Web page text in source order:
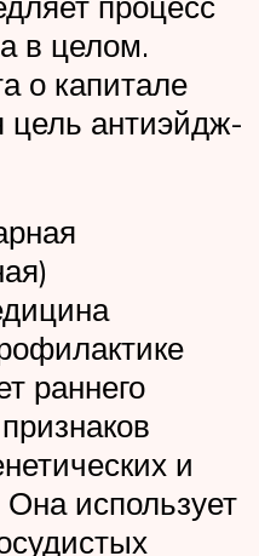
в целом.
о капитале
цель антиэйдж-
раннего
и
использует